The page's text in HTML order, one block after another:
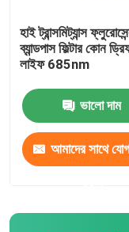
হাই ট্রান্সমিট্যান্স
ব্যান্ডপাস ফিল্টার কোন
লাইফ 685nm
ভালো দাম
আমাদের সাথে